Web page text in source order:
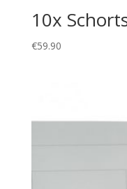
10x
€59.90